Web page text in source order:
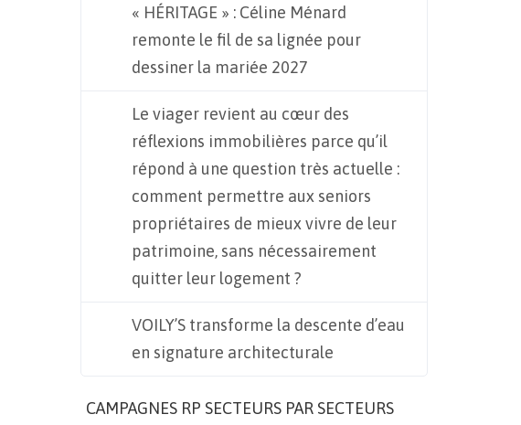
« HÉRITAGE » : Céline Ménard
remonte le fil de sa lignée pour
dessiner la mariée 2027
Le viager revient au cœur des
réflexions immobilières parce qu’il
répond à une question très actuelle :
comment permettre aux seniors
propriétaires de mieux vivre de leur
patrimoine, sans nécessairement
quitter leur logement ?
VOILY’S transforme la descente d’eau
en signature architecturale
CAMPAGNES RP SECTEURS PAR SECTEURS